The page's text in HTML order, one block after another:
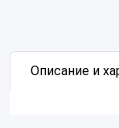
Описание и